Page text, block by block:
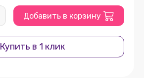
Добавить в корзину
Купить в 1 клик